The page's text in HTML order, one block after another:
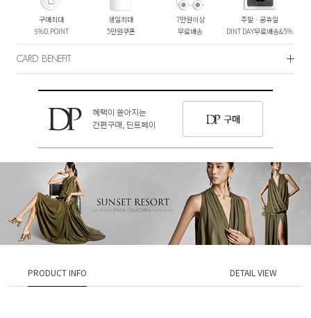
구매최대
5%D.POINT
생일최대
5만원쿠폰
7만원이상
무료배송
주말ㆍ공휴일
DINT DAY무료배송&5%
CARD BENEFIT
PRODUCT INFO DETAIL VIEW